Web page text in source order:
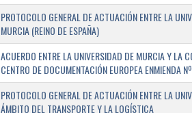
PROTOCOLO GENERAL DE ACTUACIÓN ENTRE LA
MURCIA (REINO DE ESPAÑA)
ACUERDO ENTRE LA UNIVERSIDAD DE MURCIA Y LA
CENTRO DE DOCUMENTACIÓN EUROPEA ENMIENDA
PROTOCOLO GENERAL DE ACTUACIÓN ENTRE LA
ÁMBITO DEL TRANSPORTE Y LA LOGÍSTICA